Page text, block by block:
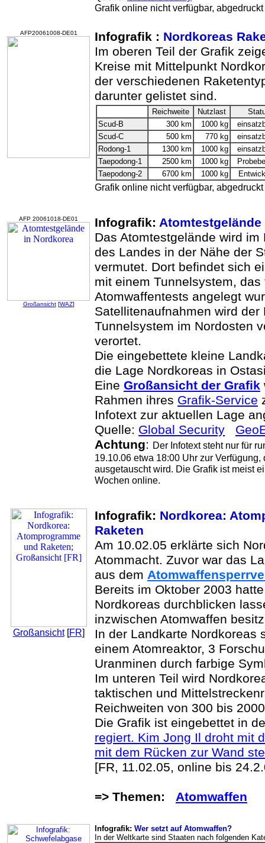
Grafik online nicht verfügbar,
AFP20061008-DE01 Infografik : Nordkoreas
Im oberen Teil der Grafik
Kreise mit Mittelpunkt
der verschiedenen
darunter gelistet sind.
Reichweite Nutzlast
Scud-B
300 km 1000 kg
Scud-C
500 km 770 kg
Rodong-1
1300 km 1000 kg
Taepodong-1
2500 km 1000 kg
Taepodong-2
6700 km 1000 kg
Grafik online nicht verfügbar,
AFP 20061018-DE01
Großansicht[WAZ]
Infografik:
Das Atomtestgelände wird
des Landes in der Nähe der
vermutet. Dort befindet sich
mit einem Tunnelsystem,
Atomwaffentests angelegt
Satellitenaufnahmen wird der
Tunnelsystem im Nordosten
verortet.
Die eingebettete kleine
die Lage Nordkoreas in
Eine Großansicht der Grafik
Rahmen ihres Grafik-Service
Infotext zur aktuellen Lage
Quelle: Global Security
Achtung: Der Infotext steht nur für
19.10.06 etwa 18:00 Uhr zur
ausgetauscht wird. Die Grafik ist meist
Wochen online.
Großansicht[FR]
Infografik: Nordkorea:
Raketen
Am 10.02.05 erklärte sich
Atommacht. Zuvor war das
aus dem
Bereits im Oktober 2003
Nordkoreas durchblicken
inzwischen Atomwaffen
In der Landkarte Nordkoreas
einem Atomreaktor, 3
Uranminen durch farbige
Im unteren Teil wird
taktischen und
Reichweiten von 300 bis
Die Grafik ist eingebettet in
regiert. Kim Jong Il droht mit
mit dem Rücken zur Wand
[FR, 11.02.05, online bis
=> Themen: Atomwaffen
Infografik: Wer setzt auf Atomwaffen?
In der Weltkarte sind Staaten nach folgenden